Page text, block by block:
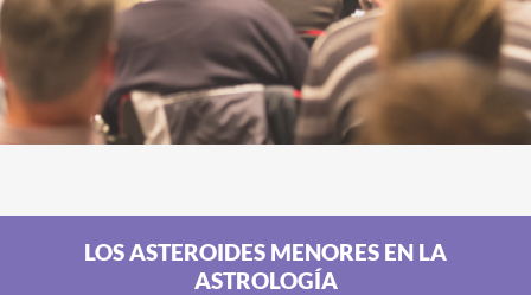
LOS ASTEROIDES MENORES EN LA
ASTROLOGÍA